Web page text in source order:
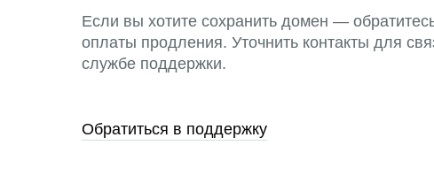
Если вы хотите сохранить домен —
оплаты продления. Уточнить контакты для
службе поддержки.
Обратиться в поддержку